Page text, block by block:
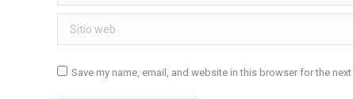
Sitio web
Save my name, email, and website in this browser for the